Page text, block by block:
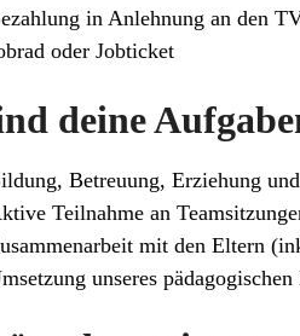
in Anlehnung an den
oder Jobticket
deine
Betreuung, Erziehung
Teilnahme an
mit den Eltern
unseres